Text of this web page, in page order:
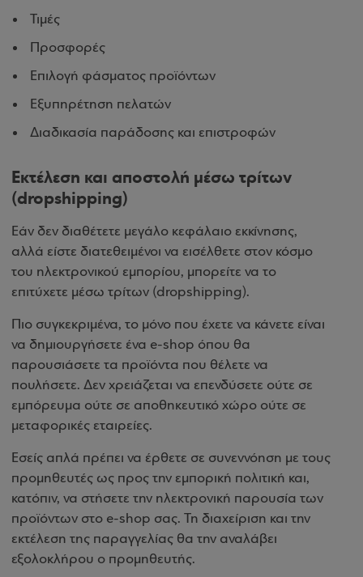
Τιμές
Προσφορές
Επιλογή φάσματος προϊόντων
Εξυπηρέτηση πελατών
Διαδικασία παράδοσης και επιστροφών
Εκτέλεση και αποστολή μέσω τρίτων
(dropshipping)
Εάν δεν διαθέτετε μεγάλο κεφάλαιο εκκίνησης,
αλλά είστε διατεθειμένοι να εισέλθετε στον κόσμο
του ηλεκτρονικού εμπορίου, μπορείτε να το
επιτύχετε μέσω τρίτων (dropshipping).
Πιο συγκεκριμένα, το μόνο που έχετε να κάνετε είναι
να δημιουργήσετε ένα e-shop όπου θα
παρουσιάσετε τα προϊόντα που θέλετε να
πουλήσετε. Δεν χρειάζεται να επενδύσετε ούτε σε
εμπόρευμα ούτε σε αποθηκευτικό χώρο ούτε σε
μεταφορικές εταιρείες.
Εσείς απλά πρέπει να έρθετε σε συνεννόηση με τους
προμηθευτές ως προς την εμπορική πολιτική και,
κατόπιν, να στήσετε την ηλεκτρονική παρουσία των
προϊόντων στο e-shop σας. Τη διαχείριση και την
εκτέλεση της παραγγελίας θα την αναλάβει
εξολοκλήρου ο προμηθευτής.